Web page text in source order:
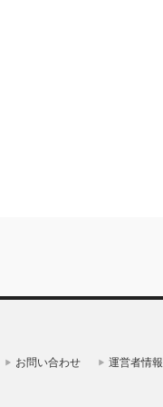
お問い合わせ 運営者情報